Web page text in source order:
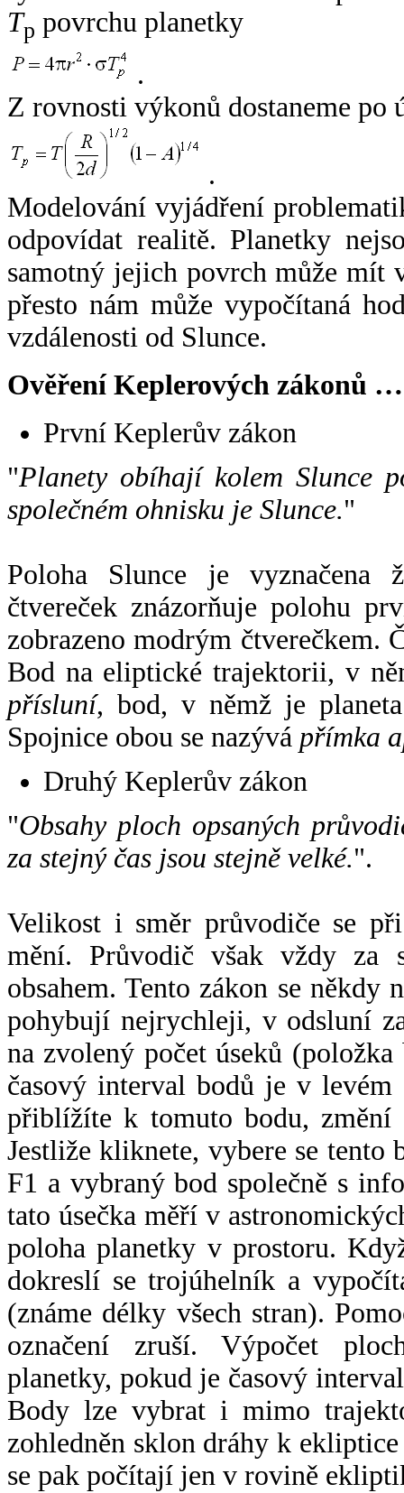
Tp povrchu planetky
.
Z rovnosti výkonů dostaneme po
.
Modelování vyjádření
odpovídat realitě. Planetky
samotný jejich povrch může mít
přesto nám může vypočítaná
vzdálenosti od Slunce.
Ověření Keplerových zákonů …
První Keplerův zákon
"Planety obíhají kolem Slunce
společném ohnisku je Slunce."
Poloha Slunce je vyznačena
čtvereček znázorňuje polohu
zobrazeno modrým čtverečkem.
Bod na eliptické trajektorii, v
přísluní, bod, v němž je
Spojnice obou se nazývá přímka
Druhý Keplerův zákon
"Obsahy ploch opsaných
za stejný čas jsou stejně velké.".
Velikost i směr průvodiče se
mění. Průvodič však vždy za
obsahem. Tento zákon se někdy
pohybují nejrychleji, v odsluní
na zvolený počet úseků
časový interval bodů je v
přiblížíte k tomuto bodu,
Jestliže kliknete, vybere se tento
F1 a vybraný bod společně s
tato úsečka měří v
poloha planetky v prostoru.
dokreslí se trojúhelník a
(známe délky všech stran).
označení zruší. Výpočet
planetky, pokud je časový
Body lze vybrat i mimo
zohledněn sklon dráhy k
se pak počítají jen v rovině